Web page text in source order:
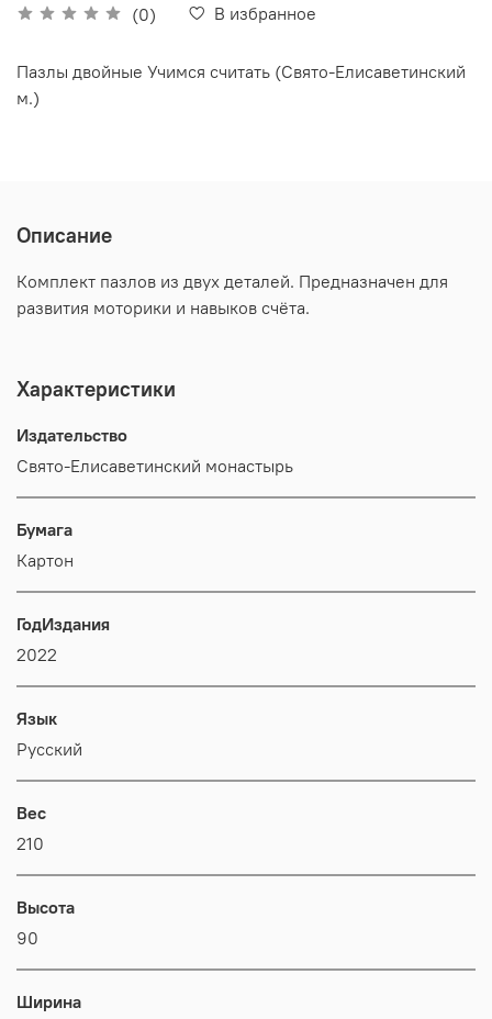
(0) В избранное
Пазлы двойные Учимся считать (Свято-Елисаветинский
м.)
Описание
Комплект пазлов из двух деталей. Предназначен для
развития моторики и навыков счёта.
Характеристики
Издательство
Свято-Елисаветинский монастырь
Бумага
Картон
ГодИздания
2022
Язык
Русский
Вес
210
Высота
90
Ширина